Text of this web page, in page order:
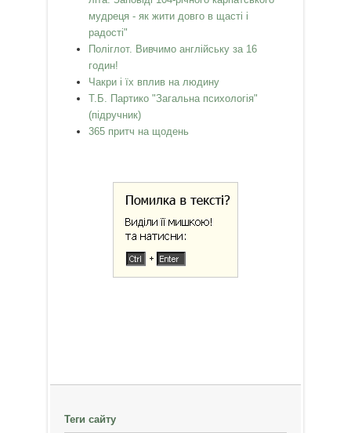
мудреця - як жити довго в щасті і
радості"
Поліглот. Вивчимо англійську за 16
годин!
Чакри і їх вплив на людину
Т.Б. Партико "Загальна психологія"
(підручник)
365 притч на щодень
Теги сайту